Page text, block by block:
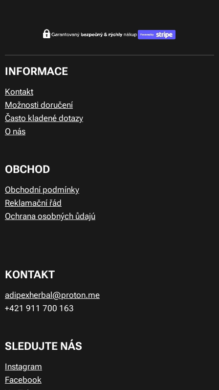
INFORMACE
Kontakt
Možnosti doručení
Často kladené dotazy
O nás
OBCHOD
Obchodní podmínky
Reklamační řád
Ochrana osobných ůdajú
KONTAKT
adipexherbal@proton.me
+421 911 700 163
SLEDUJTE NÁS
Instagram
Facebook